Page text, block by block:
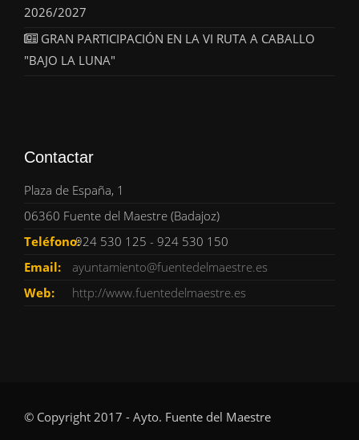
2026/2027
GRAN PARTICIPACIÓN EN LA VI RUTA A CABALLO
"BAJO LA LUNA"
Contactar
Plaza de España, 1
06360 Fuente del Maestre (Badajoz)
Teléfono:924 530 125 - 924 530 150
Email:
ayuntamiento@fuentedelmaestre.es
Web:
http://www.fuentedelmaestre.es
© Copyright 2017 - Ayto. Fuente del Maestre